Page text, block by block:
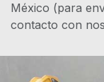
México (para
contacto con